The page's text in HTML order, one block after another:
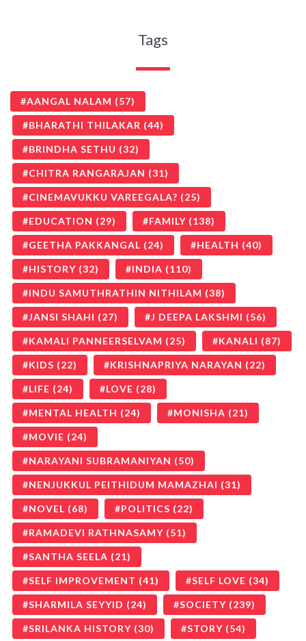
Tags
AANGAL NALAM (57)
BHARATHI THILAKAR (44)
BRINDHA SETHU (32)
CHITRA RANGARAJAN (31)
CINEMAVUKKU VAREEGALA? (25)
EDUCATION (29) FAMILY (138)
GEETHA PAKKANGAL (24) HEALTH (40)
HISTORY (32) INDIA (110)
INDU SAMUTHRATHIN NITHILAM (38)
JANSI SHAHI (27) J DEEPA LAKSHMI (56)
KAMALI PANNEERSELVAM (25) KANALI (87)
KIDS (22) KRISHNAPRIYA NARAYAN (22)
LIFE (24) LOVE (28)
MENTAL HEALTH (24) MONISHA (21)
MOVIE (24)
NARAYANI SUBRAMANIYAN (50)
NENJUKKUL PEITHIDUM MAMAZHAI (31)
NOVEL (68) POLITICS (22)
RAMADEVI RATHNASAMY (51)
SANTHA SEELA (21)
SELF IMPROVEMENT (41) SELF LOVE (34)
SHARMILA SEYYID (24) SOCIETY (239)
SRILANKA HISTORY (30) STORY (54)